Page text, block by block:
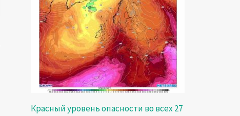
Красный уровень опасности во всех 27